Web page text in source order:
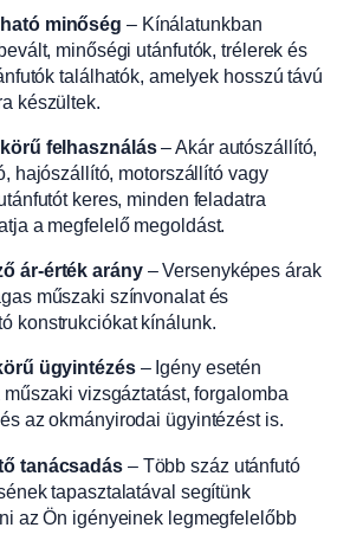
minőség – Kínálatunkban
minőségi utánfutók, trélerek és
találhatók, amelyek hosszú távú
készültek.
felhasználás– Akár autószállító,
hajószállító, motorszállító vagy
keres, minden feladatra
a megfelelő megoldást.
ár-érték arány– Versenyképes árak
műszaki színvonalat és
konstrukciókat kínálunk.
ügyintézés– Igény esetén
vizsgáztatást, forgalomba
az okmányirodai ügyintézést is.
tanácsadás– Több száz utánfutó
tapasztalatával segítünk
az Ön igényeinek legmegfelelőbb